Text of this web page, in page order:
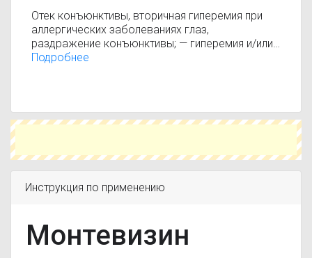
Отек конъюнктивы, вторичная гиперемия при
аллергических заболеваниях глаз,
раздражение конъюнктивы; — гиперемия и/или
отек конъюнктивы, вызванный различными
Подробнее
Инструкция по применению
Монтевизин